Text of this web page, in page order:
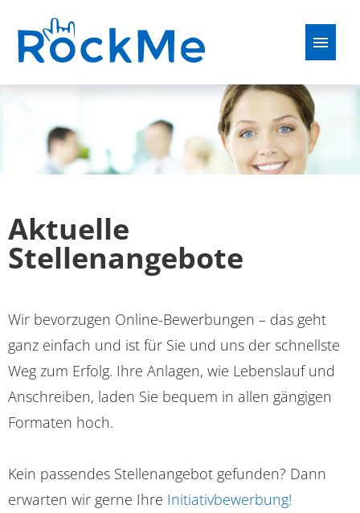
Französisch Polnisch
Stellenangebote
Perspektiven
Bewerbungstipps
FAQ
Aktuelle
Stellenangebote
Wir bevorzugen Online-Bewerbungen – das geht
ganz einfach und ist für Sie und uns der schnellste
Weg zum Erfolg. Ihre Anlagen, wie Lebenslauf und
Anschreiben, laden Sie bequem in allen gängigen
Formaten hoch.
Kein passendes Stellenangebot gefunden? Dann
erwarten wir gerne Ihre Initiativbewerbung!